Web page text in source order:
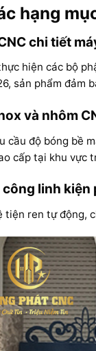
hạng
chi tiết
hiện các bộ
sản phẩm đảm
và nhôm
cầu độ bóng bề
cấp tại khu vực
linh kiện
tiện ren tự động,